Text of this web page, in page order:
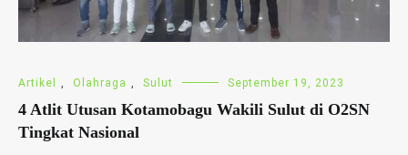
Artikel , Olahraga , Sulut September 19, 2023
4 Atlit Utusan Kotamobagu Wakili Sulut di O2SN
Tingkat Nasional